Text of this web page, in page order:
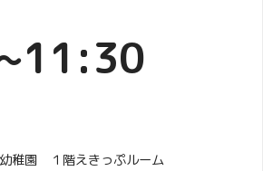
稚園 １階えきっぷルーム